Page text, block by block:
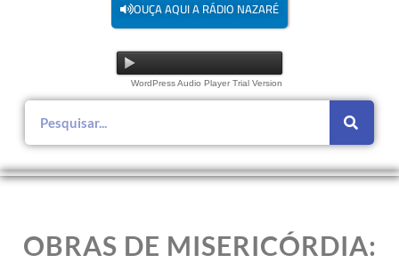
OUÇA AQUI A RÁDIO NAZARÉ
WordPress Audio Player Trial Version
OBRAS DE MISERICÓRDIA: